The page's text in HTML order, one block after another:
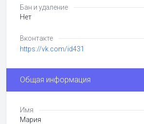
Бан и удаление
Нет
Вконтакте
https://vk.com/id431
Общая информация
Имя
Мария